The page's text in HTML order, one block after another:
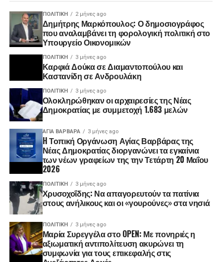
ΠΟΛΙΤΙΚΉ 2 μήνες ago
Δημήτρης Μαρκόπουλος: Ο δημοσιογράφος
που αναλαμβάνει τη φορολογική πολιτική στο
Υπουργείο Οικονομικών
ΠΟΛΙΤΙΚΉ 3 μήνες ago
Καρφιά Δούκα σε Διαμαντοπούλου και
Καστανίδη σε Ανδρουλάκη
ΠΟΛΙΤΙΚΉ 3 μήνες ago
Ολοκληρώθηκαν οι αρχαιρεσίες της Νέας
Δημοκρατίας με συμμετοχή 1.683 μελών
ΑΓΙΑ ΒΑΡΒΑΡΑ 3 μήνες ago
H Τοπική Οργάνωση Αγίας Βαρβάρας της
Νέας Δημοκρατίας διοργανώνει τα εγκαίνια
των νέων γραφείων της την Τετάρτη 20 Μαΐου
2026
ΠΟΛΙΤΙΚΉ 3 μήνες ago
Χρυσοχοΐδης: Να απαγορευτούν τα πατίνια
στους ανήλικους και οι «γουρούνες» στα νησιά
ΠΟΛΙΤΙΚΉ 3 μήνες ago
Μαρία Συρεγγέλα στο OPEN: Με πονηριές η
αξιωματική αντιπολίτευση ακυρώνει τη
συμφωνία για τους επικεφαλής στις